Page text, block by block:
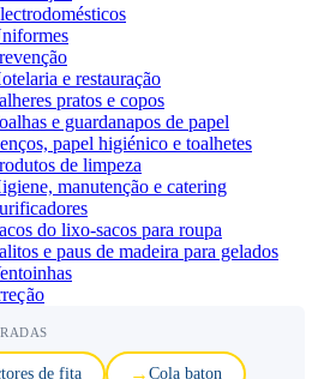
e restauração
pratos e copos
e guardanapos de papel
papel higiénico e toalhetes
de limpeza
manutenção e catering
do lixo-sacos para roupa
e paus de madeira para gelados
de fita Cola baton